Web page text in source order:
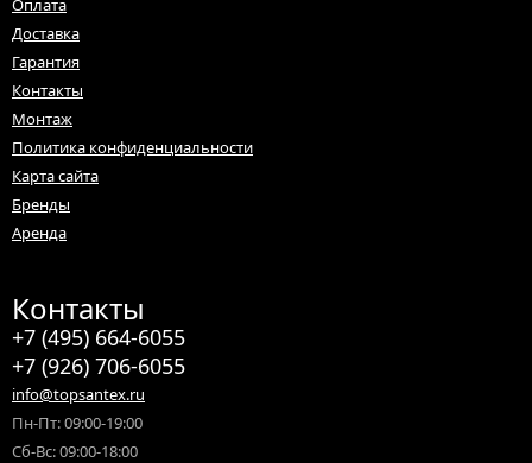
Оплата
Доставка
Гарантия
Контакты
Монтаж
Политика конфиденциальности
Карта сайта
Бренды
Аренда
Контакты
+7 (495) 664-6055
+7 (926) 706-6055
info@topsantex.ru
Пн-Пт: 09:00-19:00
Сб-Вс: 09:00-18:00